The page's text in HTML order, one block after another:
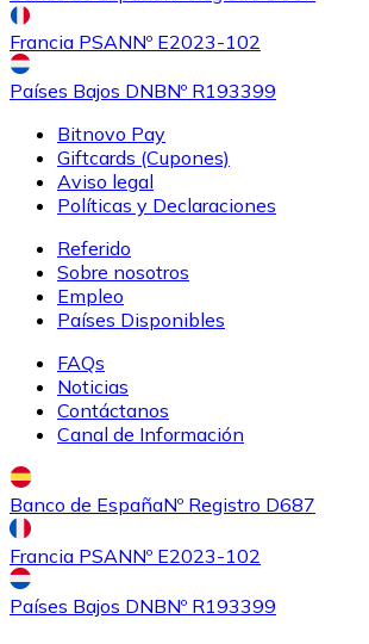
ComprarTezoscon transferencia bancaria
ComprarSushi
SUSHI
Francia PSANNº E2023-102
Países Bajos DNBNº R193399
Bitnovo Pay
Giftcards (Cupones)
Aviso legal
Políticas y Declaraciones
Referido
Sobre nosotros
Empleo
Países Disponibles
FAQs
Noticias
Contáctanos
Canal de Información
Banco de EspañaNº Registro D687
Francia PSANNº E2023-102
Países Bajos DNBNº R193399